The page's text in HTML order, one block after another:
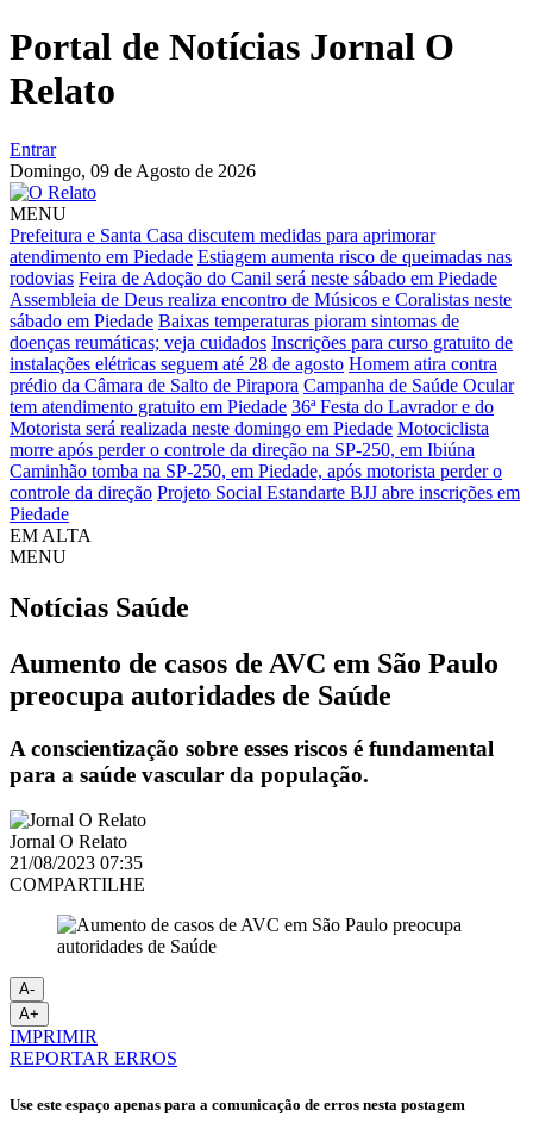
Portal de Notícias Jornal O
Relato
Entrar
Domingo, 09 de Agosto de 2026
MENU
Prefeitura e Santa Casa discutem medidas para aprimorar
atendimento em Piedade Estiagem aumenta risco de queimadas nas
rodovias Feira de Adoção do Canil será neste sábado em Piedade
Assembleia de Deus realiza encontro de Músicos e Coralistas neste
sábado em Piedade Baixas temperaturas pioram sintomas de
doenças reumáticas; veja cuidados Inscrições para curso gratuito de
instalações elétricas seguem até 28 de agosto Homem atira contra
prédio da Câmara de Salto de Pirapora Campanha de Saúde Ocular
tem atendimento gratuito em Piedade 36ª Festa do Lavrador e do
Motorista será realizada neste domingo em Piedade Motociclista
morre após perder o controle da direção na SP-250, em Ibiúna
Caminhão tomba na SP-250, em Piedade, após motorista perder o
controle da direção Projeto Social Estandarte BJJ abre inscrições em
Piedade
EM ALTA
MENU
Notícias Saúde
Aumento de casos de AVC em São Paulo
preocupa autoridades de Saúde
A conscientização sobre esses riscos é fundamental
para a saúde vascular da população.
Jornal O Relato
21/08/2023 07:35
COMPARTILHE
A-
A+
IMPRIMIR
REPORTAR ERROS
Use este espaço apenas para a comunicação de erros nesta postagem